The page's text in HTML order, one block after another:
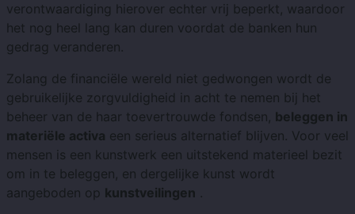
verontwaardiging hierover echter vrij beperkt, waardoor
het nog heel lang kan duren voordat de banken hun
gedrag veranderen.
Zolang de financiële wereld niet gedwongen wordt de
gebruikelijke zorgvuldigheid in acht te nemen bij het
beheer van de haar toevertrouwde fondsen, beleggen in
materiële activa een serieus alternatief blijven. Voor veel
mensen is een kunstwerk een uitstekend materieel bezit
om in te beleggen, en dergelijke kunst wordt
aangeboden op kunstveilingen .